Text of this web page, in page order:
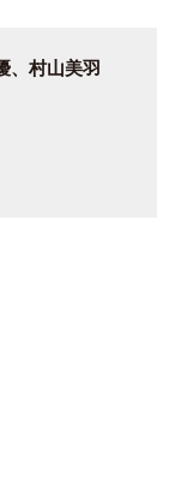
、村山美羽